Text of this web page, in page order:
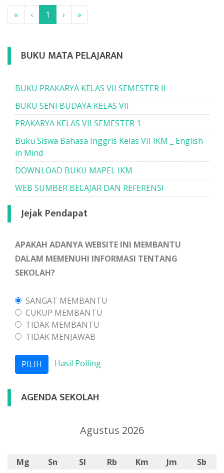
BUKU MATA PELAJARAN
BUKU PRAKARYA KELAS VII SEMESTER II
BUKU SENI BUDAYA KELAS VII
PRAKARYA KELAS VII SEMESTER 1
Buku Siswa Bahasa Inggris Kelas VII IKM _ English
in Mind
DOWNLOAD BUKU MAPEL IKM
WEB SUMBER BELAJAR DAN REFERENSI
Jejak Pendapat
APAKAH ADANYA WEBSITE INI MEMBANTU
DALAM MEMENUHI INFORMASI TENTANG
SEKOLAH?
SANGAT MEMBANTU
CUKUP MEMBANTU
TIDAK MEMBANTU
TIDAK MENJAWAB
Hasil Polling
« ‹ 1 › »
AGENDA SEKOLAH
Agustus 2026
Mg Sn Sl Rb Km Jm
Sb